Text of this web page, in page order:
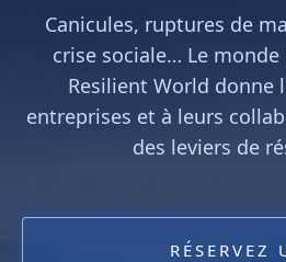
Canicules, ruptures de
crise sociale… Le
Resilient World donne
entreprises et à leurs
des leviers de
RÉSERVEZ